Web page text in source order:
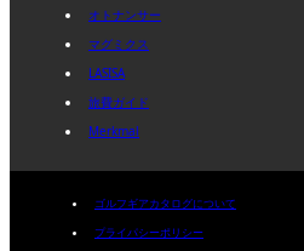
オトナンサー
マグミクス
LASISA
旅費ガイド
Merkmal
ゴルフギアカタログについて
プライパシーポリシー